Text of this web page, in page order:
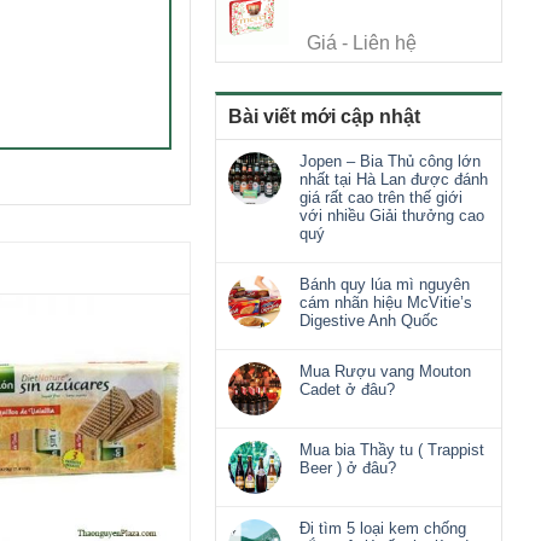
Giá - Liên hệ
Bài viết mới cập nhật
Jopen – Bia Thủ công lớn
nhất tại Hà Lan được đánh
giá rất cao trên thế giới
với nhiều Giải thưởng cao
quý
Bánh quy lúa mì nguyên
cám nhãn hiệu McVitie’s
Digestive Anh Quốc
Mua Rượu vang Mouton
Cadet ở đâu?
Mua bia Thầy tu ( Trappist
Beer ) ở đâu?
Đi tìm 5 loại kem chống